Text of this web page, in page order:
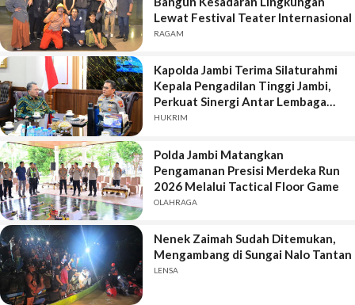
Lewat Festival Teater Internasional
RAGAM
Kapolda Jambi Terima Silaturahmi
Kepala Pengadilan Tinggi Jambi,
Perkuat Sinergi Antar Lembaga
Penegak Hukum
HUKRIM
Polda Jambi Matangkan
Pengamanan Presisi Merdeka Run
2026 Melalui Tactical Floor Game
OLAHRAGA
Nenek Zaimah Sudah Ditemukan,
Mengambang di Sungai Nalo Tantan
LENSA